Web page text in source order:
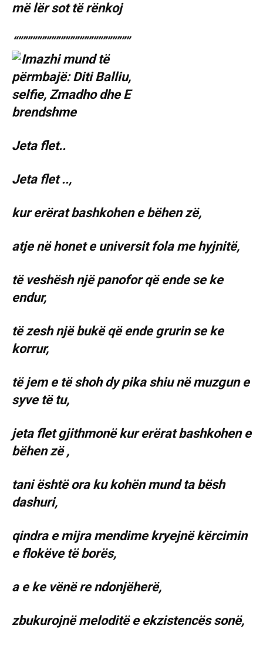
më lër sot të rënkoj
“””””””””””””””””””””””””
Jeta flet..
Jeta flet ..,
kur erërat bashkohen e bëhen zë,
atje në honet e universit fola me hyjnitë,
të veshësh një panofor që ende se ke
endur,
të zesh një bukë që ende grurin se ke
korrur,
të jem e të shoh dy pika shiu në muzgun e
syve të tu,
jeta flet gjithmonë kur erërat bashkohen e
bëhen zë ,
tani është ora ku kohën mund ta bësh
dashuri,
qindra e mijra mendime kryejnë kërcimin
e flokëve të borës,
a e ke vënë re ndonjëherë,
zbukurojnë meloditë e ekzistencës sonë,